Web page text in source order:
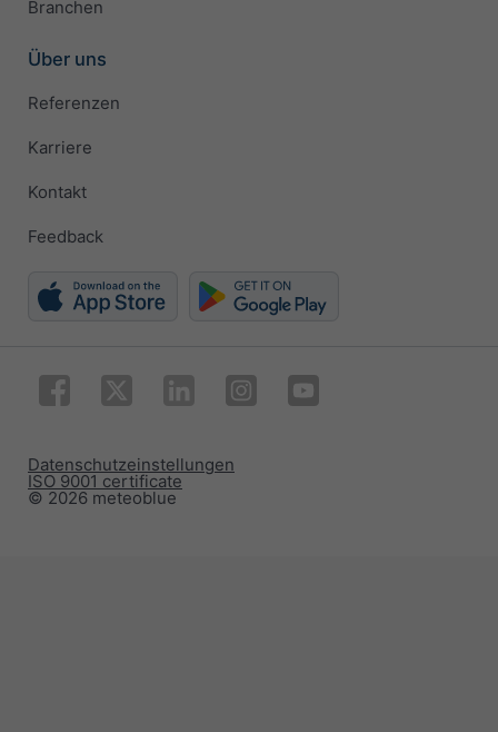
Branchen
Über uns
Referenzen
Karriere
Kontakt
Feedback
© 2026 meteoblue
ISO 9001 certificate
Datenschutzeinstellungen